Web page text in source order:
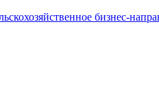
бизнес-